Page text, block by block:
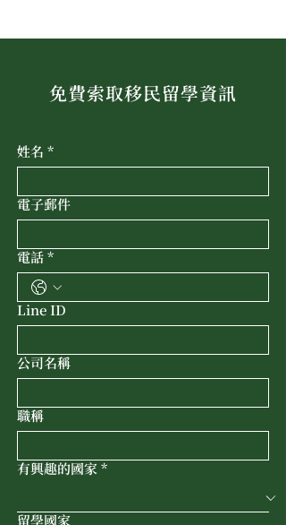
免費索取移民留學資訊
姓名 *
電子郵件
電話*
Line ID
公司名稱
職稱
有興趣的國家 *
留學國家